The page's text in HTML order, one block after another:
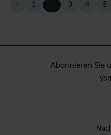
‹ 1 3 4 5
Abonnieren Sie